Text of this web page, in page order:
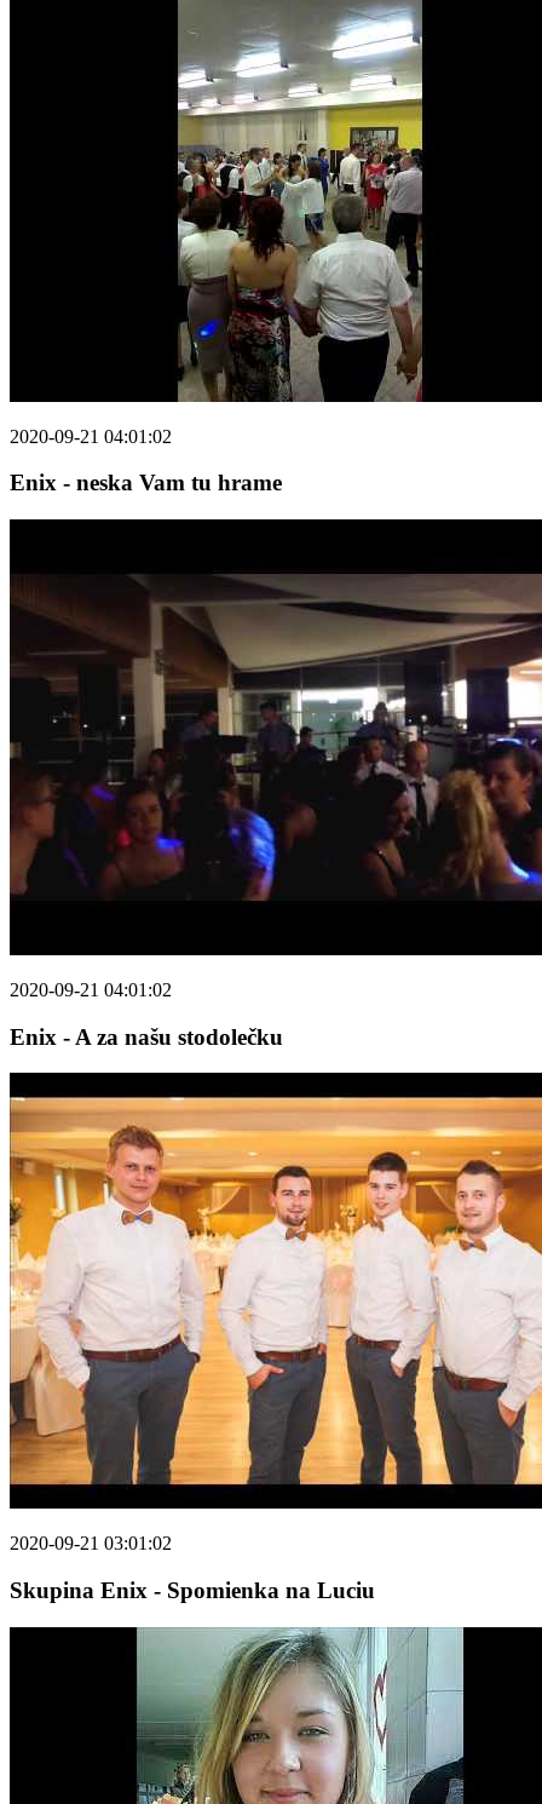
2020-09-21 04:01:02
Enix - neska Vam tu hrame
2020-09-21 04:01:02
Enix - A za našu stodolečku
2020-09-21 03:01:02
Skupina Enix - Spomienka na Luciu